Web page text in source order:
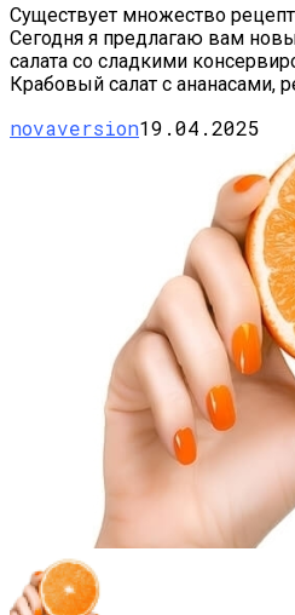
Существует множество
Сегодня я предлагаю вам
салата со сладкими
Крабовый салат с ананасами,
novaversion19.04.2025